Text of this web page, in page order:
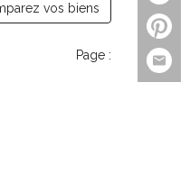
vos biens
Page :